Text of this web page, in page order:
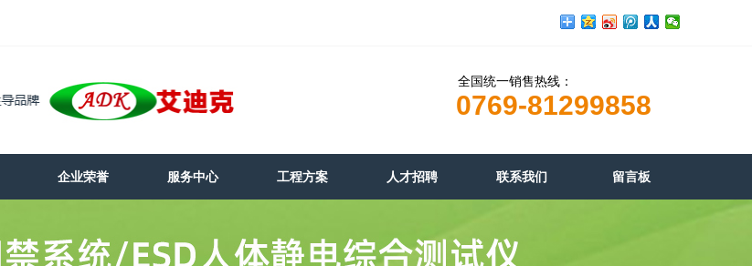
全国统一销售热线：
0769-81299858
企业荣誉 服务中心 工程方案 人才招聘 联系我们 留言板